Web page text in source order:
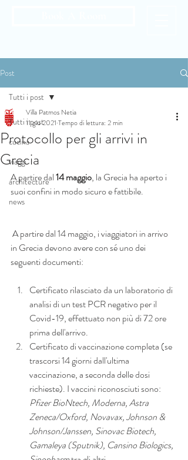
Post
Tutti i post
cucina
viaggi
architecture
news
Tutti i post
Protocollo per gli arrivi in ​​
Grecia
Villa Patmos Netia
11 giu 2021 Tempo di lettura: 2 min
A partire dal 14 maggio, la Grecia ha aperto i
suoi confini in modo sicuro e fattibile.
in Grecia devono avere con sé uno dei
seguenti documenti:
Certificato rilasciato da un laboratorio di
analisi di un test PCR negativo per il
Covid-19, effettuato non più di 72 ore
prima dell'arrivo.
Certificato di vaccinazione completa (se
trascorsi 14 giorni dall'ultima
vaccinazione, a seconda delle dosi
richieste). I vaccini riconosciuti sono:
Pfizer BioNtech, Moderna, Astra
Zeneca/Oxford, Novavax, Johnson &
Johnson/Janssen, Sinovac Biotech,
Gamaleya (Sputnik), Cansino Biologics,